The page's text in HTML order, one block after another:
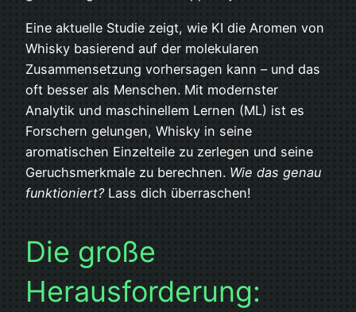
Eine aktuelle Studie zeigt, wie KI die Aromen von
Whisky basierend auf der molekularen
Zusammensetzung vorhersagen kann – und das
oft besser als Menschen. Mit modernster
Analytik und maschinellem Lernen (ML) ist es
Forschern gelungen, Whisky in seine
aromatischen Einzelteile zu zerlegen und seine
Geruchsmerkmale zu berechnen. Wie das genau
funktioniert?Lass dich überraschen!
Die große
Herausforderung: